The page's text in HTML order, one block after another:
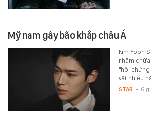
Mỹ nam gây bão khắp châu Á
Kim Yoon
nhằm
"hội chứng
vật nhiều
STAR - 6